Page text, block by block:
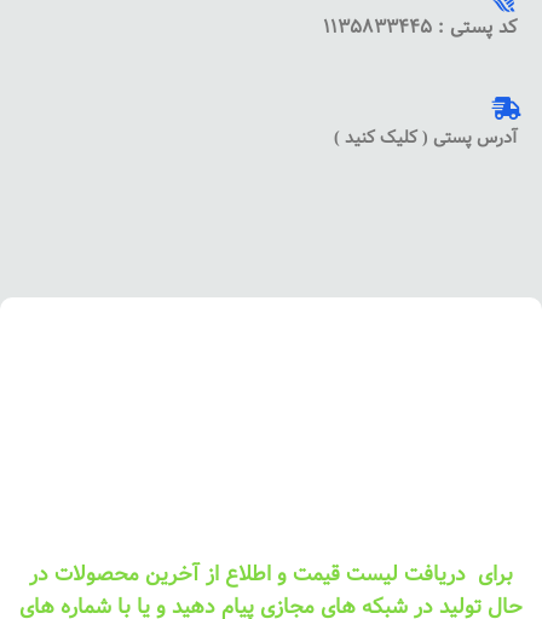
کد پستی : 1135833445
آدرس پستی ( کلیک کنید )
برای دریافت لیست قیمت و اطلاع از آخرین محصولات در
حال تولید در شبکه های مجازی پیام دهید و یا با شماره های